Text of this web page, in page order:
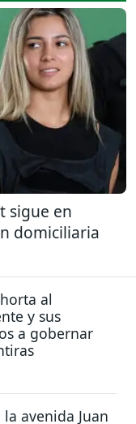
sigue en
domiciliaria
al
y sus
a gobernar
la avenida Juan